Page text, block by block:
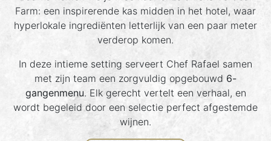
Farm: een inspirerende kas midden in het hotel, waar
hyperlokale ingrediënten letterlijk van een paar meter
verderop komen.
In deze intieme setting serveert Chef Rafael samen
met zijn team een zorgvuldig opgebouwd 6-
gangenmenu. Elk gerecht vertelt een verhaal, en
wordt begeleid door een selectie perfect afgestemde
wijnen.